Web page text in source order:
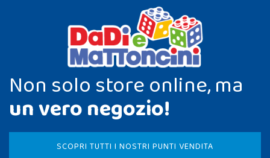
Non solo store online, ma
un vero negozio!
SCOPRI TUTTI I NOSTRI PUNTI VENDITA